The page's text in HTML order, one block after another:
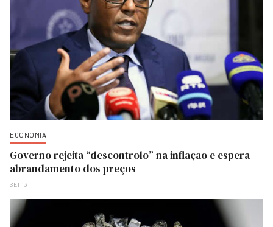
ECONOMIA
Governo rejeita “descontrolo” na inflaçao e espera
abrandamento dos preços
SET 13